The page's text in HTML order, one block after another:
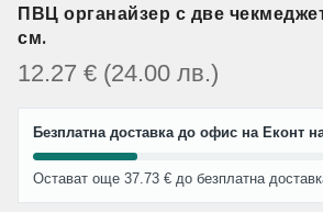
ПВЦ органайзер с две
см.
12.27 € (24.00 лв.)
Безплатна доставка до офис на Еконт
Остават още 37.73 € до безплатна